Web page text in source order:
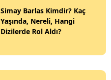
Simay Barlas Kimdir? Kaç
Yaşında, Nereli, Hangi
Dizilerde Rol Aldı?